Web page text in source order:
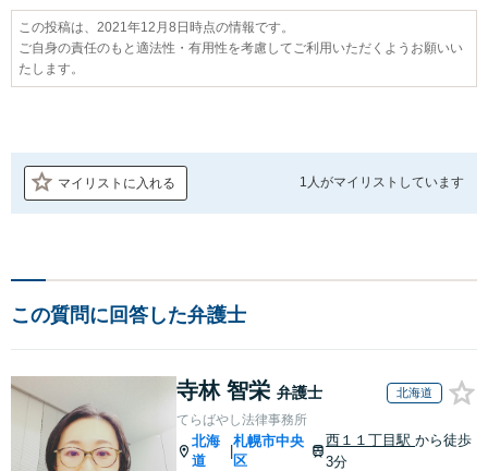
この投稿は、2021年12月8日時点の情報です。
ご自身の責任のもと適法性・有用性を考慮してご利用いただくようお願いい
たします。
マイリストに入れる 1人がマイリストしています
この質問に回答した弁護士
寺林 智栄 弁護士 北海道
てらばやし法律事務所
北海
道
|
札幌市中央
区
西１１丁目駅から徒歩
3分